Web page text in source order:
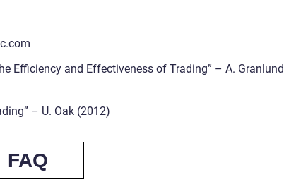
Efficiency and Effectiveness of Trading” – A. Granlund
– U. Oak (2012)
FAQ